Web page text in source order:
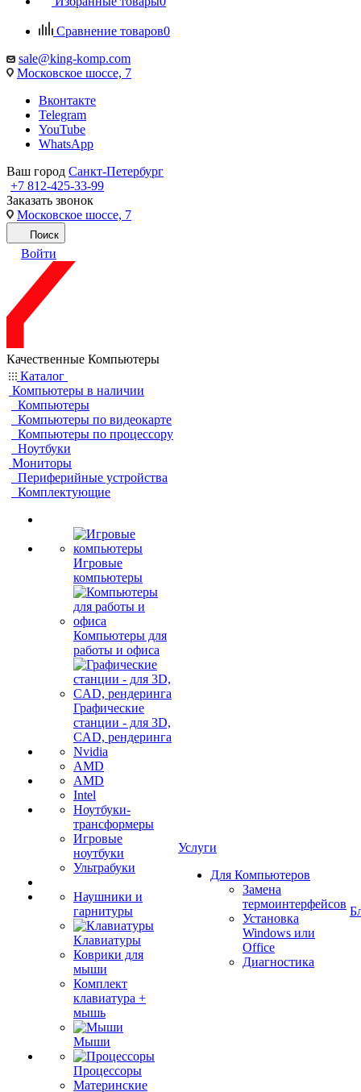
Сравнение товаров0
sale@king-komp.com
Московское шоссе, 7
Вконтакте
Telegram
YouTube
WhatsApp
Ваш город Санкт-Петербург
+7 812-425-33-99
Заказать звонок
Московское шоссе, 7
Поиск
Войти
Качественные Компьютеры
Каталог
Компьютеры в наличии
Компьютеры
Компьютеры по видеокарте
Компьютеры по процессору
Ноутбуки
Мониторы
Периферийные устройства
Комплектующие
Игровые
компьютеры
Компьютеры для
работы и офиса
Графические
станции - для 3D,
CAD, рендеринга
Nvidia
AMD
AMD
Intel
Ноутбуки-
трансформеры
Игровые
ноутбуки
Ультрабуки
Наушники и
гарнитуры
Клавиатуры
Коврики для
мыши
Комплект
клавиатура +
мышь
Мыши
Процессоры
Материнские
Услуги
Для Компьютеров
Замена
термоинтерфейсов
Установка
Windows или
Office
Диагностика